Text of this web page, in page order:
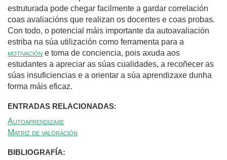
estruturada pode chegar facilmente a gardar correlación
coas avaliacións que realizan os docentes e coas probas.
Con todo, o potencial máis importante da autoavaliación
estriba na súa utilización como ferramenta para a
motivación e toma de conciencia, pois axuda aos
estudantes a apreciar as súas cualidades, a recoñecer as
súas insuficiencias e a orientar a súa aprendizaxe dunha
forma máis eficaz.
ENTRADAS RELACIONADAS:
Autoaprendizaxe
Matriz de valoración
BIBLIOGRAFÍA: